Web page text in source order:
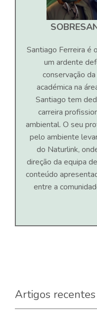
SOBRE
Santiago Ferreira é
um ardente
conservação
académica na
Santiago tem
carreira
ambiental. O seu
pelo ambiente
do Naturlink,
direção da equipa
conteúdo
entre a
Artigos recentes